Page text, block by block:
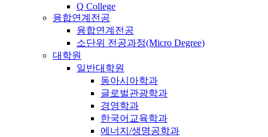
Q College
융합연계전공
융합연계전공
소단위 전공과정(Micro Degree)
대학원
일반대학원
동아시아학과
글로벌관광학과
경영학과
한국어교육학과
에너지/생명공학과